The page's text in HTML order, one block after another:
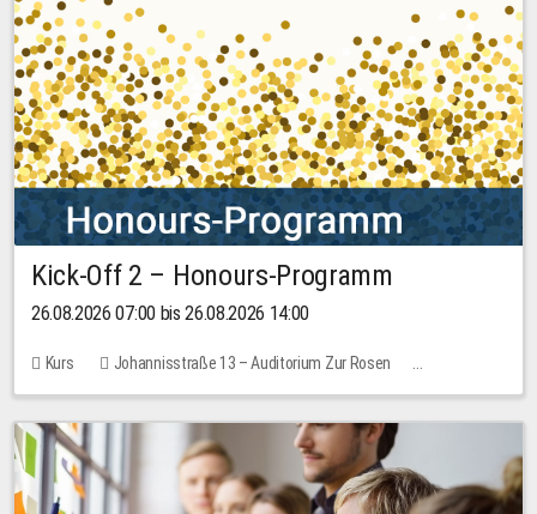
Kick-Off 2 – Honours-Programm
26.08.2026 07:00 bis 26.08.2026 14:00
Kurs
Johannisstraße 13 – Auditorium Zur Rosen
Keine freien Plätze